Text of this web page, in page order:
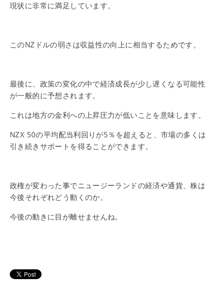
現状に非常に満足しています。
このNZドルの弱さは収益性の向上に相当するためです。
最後に、政策の変化の中で経済成長が少し遅くなる可能性
が一般的に予想されます。
これは地方の金利への上昇圧力が低いことを意味します。
NZX 50の平均配当利回りが5％を超えると、市場の多くは
引き続きサポートを得ることができます。
政権が変わった事でニュージーランドの経済や通貨、株は
今後それぞれどう動くのか。
今後の動きに目が離せませんね。